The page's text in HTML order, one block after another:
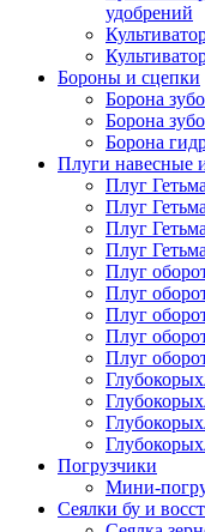
удобрений
Бороны и сцепки
Борона
Борона
Борона
Плуги навесные
Плуг
Плуг
Плуг
Плуг
Плуг
Плуг
Плуг
Плуг
Плуг
Погрузчики
Мини-
Сеялки бу и